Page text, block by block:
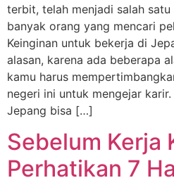
terbit, telah menjadi salah
banyak orang yang mencari
Keinginan untuk bekerja di
alasan, karena ada beberapa
kamu harus
negeri ini untuk mengejar
Jepang bisa […]
Sebelum Kerja
Perhatikan 7